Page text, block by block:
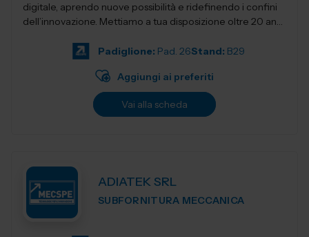
digitale, aprendo nuove possibilità e ridefinendo i confini
dell’innovazione. Mettiamo a tua disposizione oltre 20 anni
Padiglione: Pad. 26Stand: B29
Aggiungi ai preferiti
Vai alla scheda
ADIATEK SRL
SUBFORNITURA MECCANICA